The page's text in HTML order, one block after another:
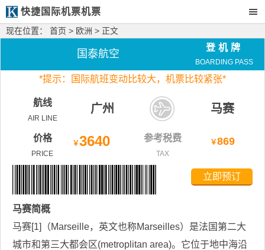
快捷国际机票机票
现在位置： 首页 > 欧洲 > 正文
国泰航空
登机牌
BOARDING PASS
*提示：国际航班变动比较大， 机票比较紧张*
航线
AIR LINE
广州 马赛
价格
PRICE
￥3640 参考税费
TAX
￥869
立即预订
马赛简概
马赛[1]（Marseille，英文也称Marseilles）是法国第二大
城市和第三大都会区(metroplitan area)。它位于地中海沿